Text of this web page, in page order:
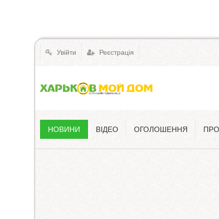
Увійти Реєстрація
Новини
НОВИНИ ВІДЕО ОГОЛОШЕННЯ